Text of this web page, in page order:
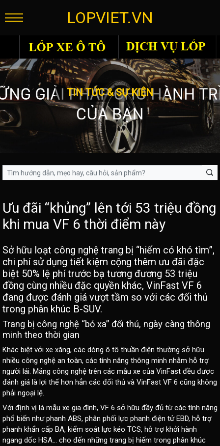
LOPVIET.VN
TIN TỨC & SỰ KIỆN
Ưu đãi “khủng” lên tới 53 triệu đồng
khi mua VF 6 thời điểm này
Sở hữu loạt công nghệ trang bị “hiếm có khó tìm”,
chi phí sử dụng tiết kiệm cộng thêm ưu đãi đặc
biệt 50% lệ phí trước bạ tương đương 53 triệu
đồng cùng nhiều đặc quyền khác, VinFast VF 6
đang được đánh giá vượt tầm so với các đối thủ
trong phân khúc B-SUV.
Trang bị công nghệ “bỏ xa” đối thủ, ngày càng thông
minh theo thời gian
Khác biệt với xe xăng, các dòng ô tô thuần điện thường sở hữu
nhiều công nghệ an toàn, các tính năng thông minh nhằm hỗ trợ
người lái. Mảng công nghệ trên các mẫu xe của VinFast đều được
đánh giá là lợi thế hơn hẳn các đối thủ và VinFast VF 6 cũng không
phải ngoại lệ.
Với định vị là mẫu xe gia đình, VF 6 sở hữu đầy đủ từ các tính năng
phổ biến như phanh ABS, phân phối lực phanh điện tử EBD, hỗ trợ
phanh khẩn cấp BA, kiểm soát lực kéo TCS, hỗ trợ khởi hành
ngang dốc HSA… cho đến những trang bị hiếm trong phân khúc